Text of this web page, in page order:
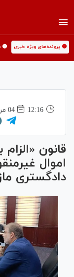
🟡 پرونده‌های ویژه خبری 🟡
12:16
04 مرداد 1403
قانون
اموال
دادگستری